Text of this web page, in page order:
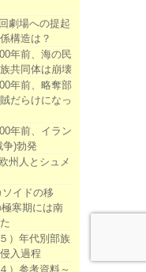
劇場への提起
構造は？
年前、海の民
共同体は崩壊
年前、略奪部
だらけになっ
年前、イラン
)勃発
州人とシュメ
イドの移
寒期には南
）年代別部族
入過程
）参考資料～